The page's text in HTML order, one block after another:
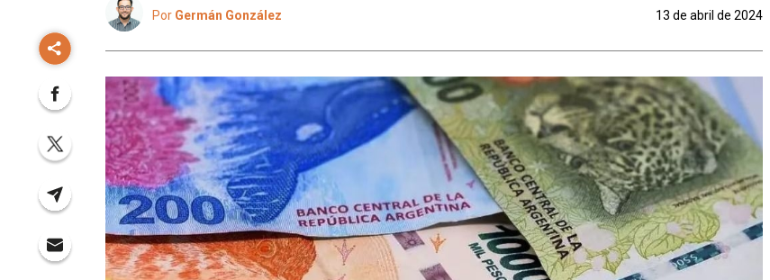
Por Germán González 13 de abril de 2024